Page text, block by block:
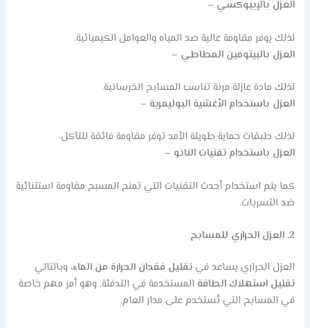
العزل بالإيبوكسي –
لذلك يوفر مقاومة عالية ضد المياه والعوامل الكيميائية.
العزل بالبيتومين المطاطي –
لذلك مادة عازلة مرنة تناسب المسابح الخرسانية.
العزل باستخدام الأغشية البوليمرية –
لذلك طبقات حماية طويلة الأمد توفر مقاومة فائقة للتآكل.
العزل باستخدام تقنيات النانو –
كما يتم استخدام أحدث التقنيات التي تمنح المسبح مقاومة استثنائية
ضد التسربات.
2. العزل الحراري للمسابح
العزل الحراري يساعد فيتقليل فقدان الحرارة من الماء، وبالتالي
تقليل استهلاك الطاقة المستخدمة في التدفئة. وهو أمر مهم خاصة
في المسابح التي تُستخدم على مدار العام.